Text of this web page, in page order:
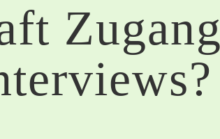
Zugang